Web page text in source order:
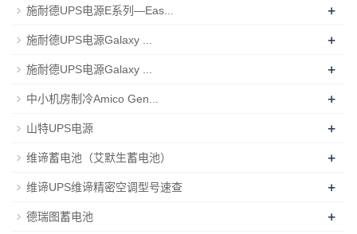
施耐德UPS电源E系列—Eas... +
施耐德UPS电源Galaxy ... +
施耐德UPS电源Galaxy ... +
中小机房制冷Amico Gen... +
山特UPS电源 +
维谛蓄电池（艾默生蓄电池） +
维谛UPS维谛精密空调型号速查 +
德瑞图蓄电池 +